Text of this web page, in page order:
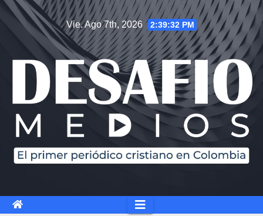
Vie. Ago 7th, 2026 2:39:33 PM